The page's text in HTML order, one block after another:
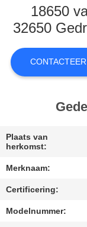
FABRIEK
NEEM
CONTACT
ONS
OP
18650
32650
Plaats van
herkomst:
Merknaam:
Certificering:
Modelnummer: